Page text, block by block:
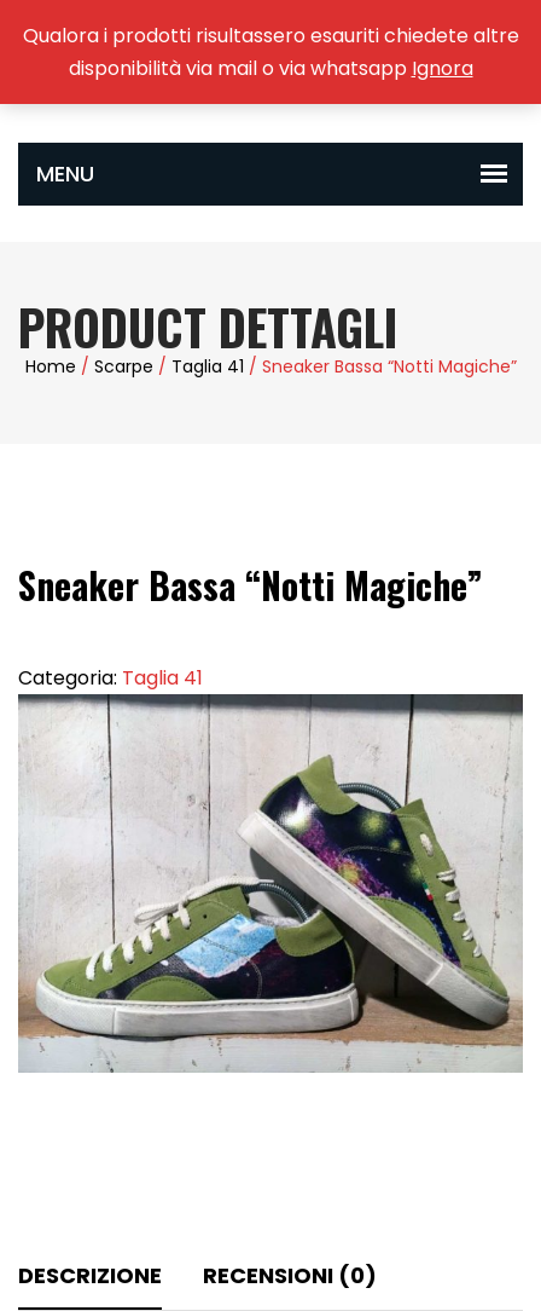
PRODUCT DETTAGLI
Home / Scarpe / Taglia 41 / Sneaker Bassa “Notti Magiche”
Sneaker Bassa “Notti Magiche”
Categoria: Taglia 41
DESCRIZIONE RECENSIONI (0)
Qualora i prodotti risultassero esauriti chiedete altre
disponibilità via mail o via whatsapp Ignora